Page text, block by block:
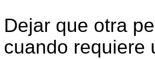
Dejar que otra
cuando requiere